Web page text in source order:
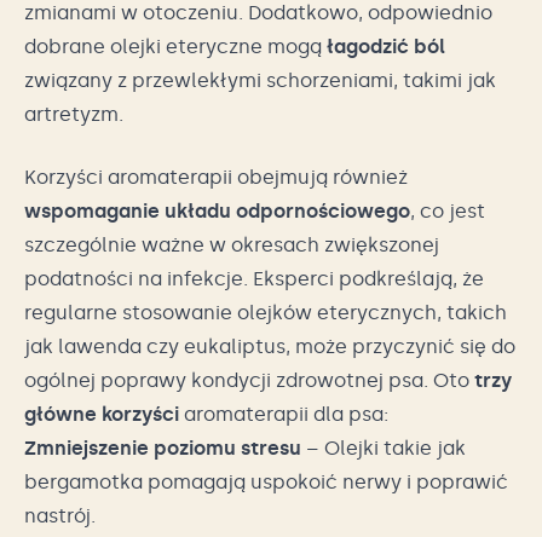
zmianami w otoczeniu. Dodatkowo, odpowiednio
dobrane olejki eteryczne mogą łagodzić ból
związany z przewlekłymi schorzeniami, takimi jak
artretyzm.
Korzyści aromaterapii obejmują również
wspomaganie układu odpornościowego, co jest
szczególnie ważne w okresach zwiększonej
podatności na infekcje. Eksperci podkreślają, że
regularne stosowanie olejków eterycznych, takich
jak lawenda czy eukaliptus, może przyczynić się do
ogólnej poprawy kondycji zdrowotnej psa. Oto trzy
główne korzyści aromaterapii dla psa:
Zmniejszenie poziomu stresu – Olejki takie jak
bergamotka pomagają uspokoić nerwy i poprawić
nastrój.